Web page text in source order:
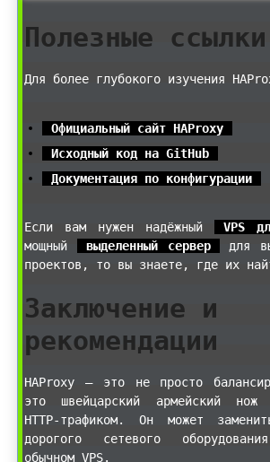
Полезные ссылки
Для более глубокого изучения
Официальный сайт HAProxy
Исходный код на GitHub
Документация по конфигурации
Если вам нужен надёжный VPS
мощный
выделенный сервер
для
проектов, то вы знаете, где их
Заключение и
рекомендации
HAProxy — это не просто
это швейцарский армейский нож
HTTP-трафиком. Он может
дорогого сетевого
обычном VPS.